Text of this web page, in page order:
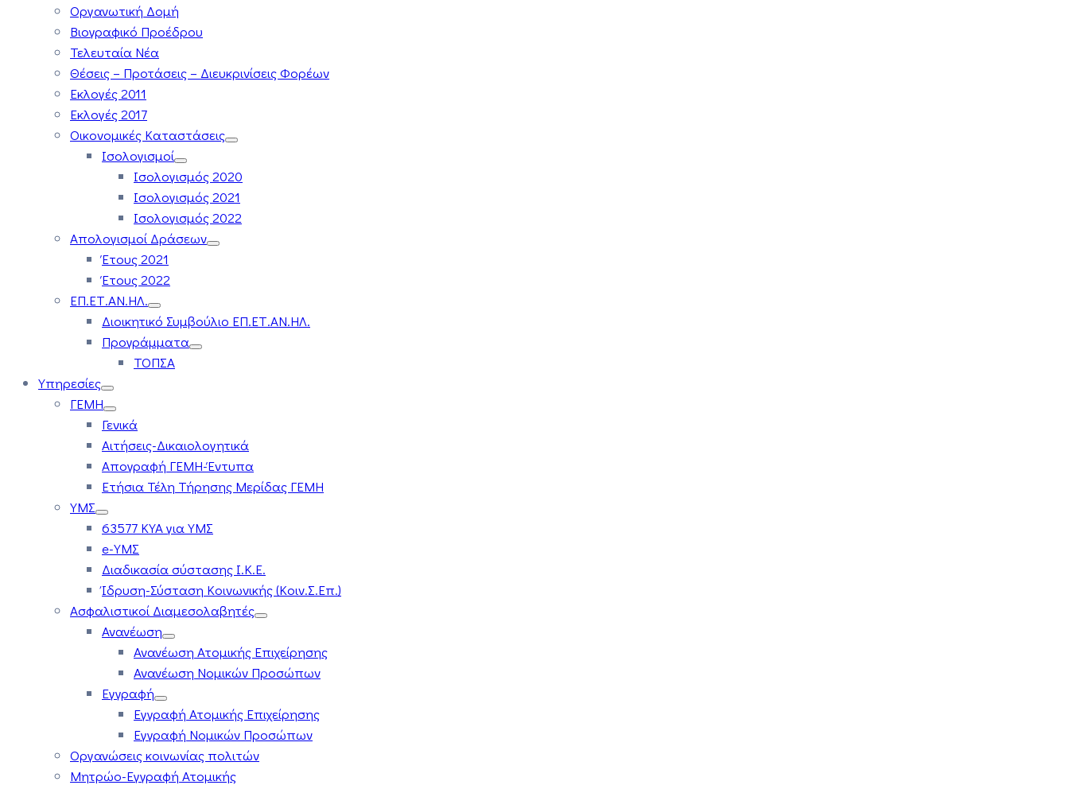
Οργανωτική Δομή
Βιογραφικό Προέδρου
Τελευταία Νέα
Θέσεις – Προτάσεις – Διευκρινίσεις Φορέων
Εκλογές 2011
Εκλογές 2017
Οικονομικές Καταστάσεις
Ισολογισμοί
Ισολογισμός 2020
Ισολογισμός 2021
Ισολογισμός 2022
Απολογισμοί Δράσεων
Έτους 2021
Έτους 2022
ΕΠ.ΕΤ.ΑΝ.ΗΛ.
Διοικητικό Συμβούλιο ΕΠ.ΕΤ.ΑΝ.ΗΛ.
Προγράμματα
ΤΟΠΣΑ
Υπηρεσίες
ΓΕΜΗ
Γενικά
Αιτήσεις-Δικαιολογητικά
Απογραφή ΓΕΜΗ-Έντυπα
Ετήσια Τέλη Τήρησης Μερίδας ΓΕΜΗ
ΥΜΣ
63577 ΚΥΑ για ΥΜΣ
e-ΥΜΣ
Διαδικασία σύστασης Ι.Κ.Ε.
Ίδρυση-Σύσταση Κοινωνικής (Κοιν.Σ.Επ.)
Ασφαλιστικοί Διαμεσολαβητές
Ανανέωση
Ανανέωση Ατομικής Επιχείρησης
Ανανέωση Νομικών Προσώπων
Εγγραφή
Εγγραφή Ατομικής Επιχείρησης
Εγγραφή Νομικών Προσώπων
Οργανώσεις κοινωνίας πολιτών
Μητρώο-Εγγραφή Ατομικής